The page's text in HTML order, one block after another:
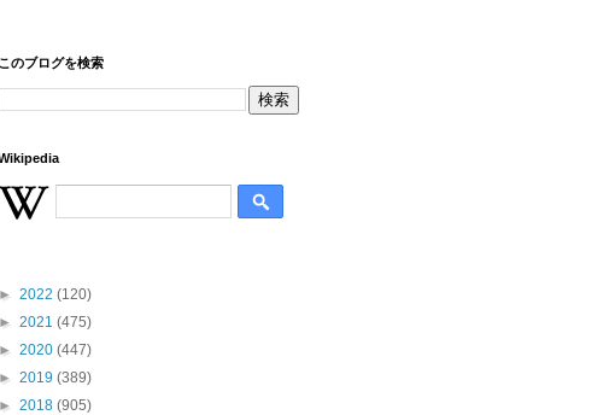
このブログを検索
► 2022 (120)
► 2021 (475)
► 2020 (447)
► 2019 (389)
► 2018 (905)